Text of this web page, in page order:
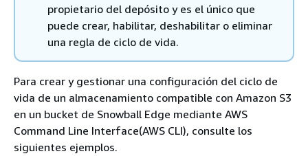
propietario del depósito y es el único que
puede crear, habilitar, deshabilitar o eliminar
una regla de ciclo de vida.
Para crear y gestionar una configuración del ciclo de
vida de un almacenamiento compatible con Amazon S3
en un bucket de Snowball Edge mediante AWS
Command Line Interface(AWS CLI), consulte los
siguientes ejemplos.